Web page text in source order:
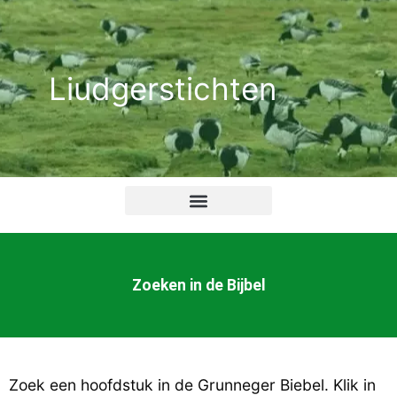
Ga
naar
de
inhoudLiudgerstichten
Zoeken in de Bijbel
Zoek een hoofdstuk in de Grunneger Biebel. Klik in